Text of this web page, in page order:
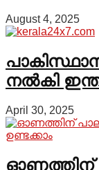
August 4, 2025
നൽകി
April 30, 2025
ഓണത്തിന്